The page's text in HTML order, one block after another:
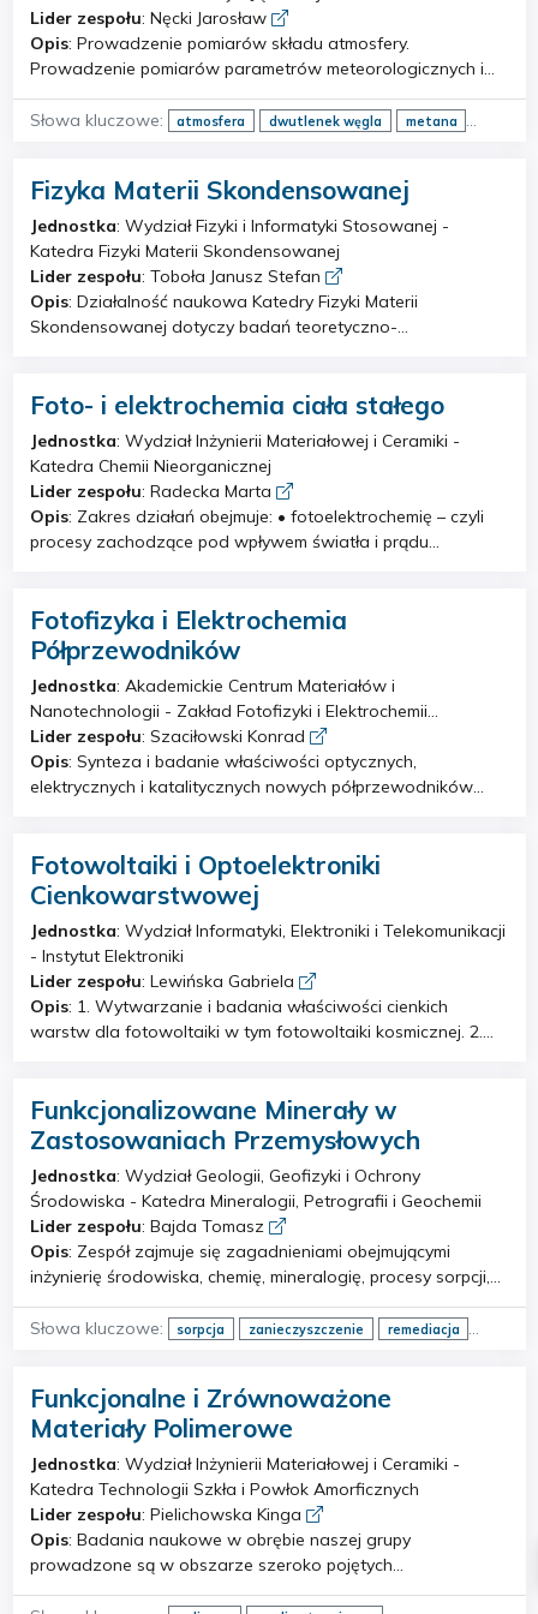
ograniczania. Pomiary i analizy oddziaływań
elektromagnetycznych w elektroenergetyce. Problemy
techno-ekonomiczne w elektroenergetyce. Problemy
ekologiczne oddziaływania obiektów elektroenergetycznych
na środowisko.
Lider zespołu : Nęcki Jarosław
Opis: Prowadzenie pomiarów składu atmosfery.
Prowadzenie pomiarów parametrów meteorologicznych i
mikrometeorologicznych. Prowadzenie pomiarów składu
izotopowego gazów atmosferycznych. Bilansowanie emisji
Słowa kluczowe: atmosfera dwutlenek węgla
metana
Fizyka Materii Skondensowanej
Jednostka: Wydział Fizyki i Informatyki Stosowanej -
Katedra Fizyki Materii Skondensowanej
Lider zespołu : Toboła Janusz Stefan
Opis: Działalność naukowa Katedry Fizyki Materii
Skondensowanej dotyczy badań teoretyczno-
uporządkowanych * Badania struktur aperiodycznych *
Deformacja, rekrystalizacja i naprężenia w materiałach *
Struktura elektronowa materii skondensowanej * Obliczenia
ab initio materiałów funkcjonalnych * Badania polimerów *
Symulacje rekrystalizacji i wzrostu ziaren
Foto- i elektrochemia ciała stałego
Jednostka: Wydział Inżynierii Materiałowej i Ceramiki -
Katedra Chemii Nieorganicznej
Lider zespołu : Radecka Marta
Opis: Zakres działań obejmuje: • fotoelektrochemię – czyli
procesy zachodzące pod wpływem światła i prądu
wodorowe, • badania nad półprzewodnikami,
nanomateriałami i ich strukturą elektronową, • projektowanie
materiałów do magazynowania i konwersji energii. •
obliczenia ab initio dotyczące struktury elektronowej
materiałów, • badania właściwości optycznych
półprzewodników, • syntezę nanostruktur na bazie: tlenków
prostych i złożonych, chalkogenków metali przejściowych i
heterostruktur półprzewodnikowych.
Fotofizyka i Elektrochemia
Półprzewodników
Jednostka: Akademickie Centrum Materiałów i
Nanotechnologii - Zakład Fotofizyki i Elektrochemii
Półprzewodników
Lider zespołu : Szaciłowski Konrad
Opis: Synteza i badanie właściwości optycznych,
elektrycznych i katalitycznych nowych półprzewodników
Fotowoltaiki i Optoelektroniki
Cienkowarstwowej
Jednostka: Wydział Informatyki, Elektroniki i Telekomunikacji
- Instytut Elektroniki
Lider zespołu : Lewińska Gabriela
Opis: 1. Wytwarzanie i badania właściwości cienkich
warstw dla fotowoltaiki w tym fotowoltaiki kosmicznej. 2.
fotowoltaicznych. 3. Badania właściwości optycznych
cienkich warstw metodami spektroskopii optycznej i
Funkcjonalizowane Minerały w
Zastosowaniach Przemysłowych
Jednostka: Wydział Geologii, Geofizyki i Ochrony
Środowiska - Katedra Mineralogii, Petrografii i Geochemii
Lider zespołu : Bajda Tomasz
Opis: Zespół zajmuje się zagadnieniami obejmującymi
inżynierię środowiska, chemię, mineralogię, procesy sorpcji,
funkcjonalizację i przetwarzanie minerałów oraz recyklingu.
W zakresie adsorpcji nasze badania koncentrują się na
ilastych, tlenkach i wodorotlenkach żelaza. Prace w zakresie
funkcjonalizacji koncentrują się na opracowywaniu
zaawansowanych materiałów do zastosowań
środowiskowych, w szczególności w sorpcji i remediacji.
Badania obejmują innowacyjne techniki funkcjonalizacji
materiałów mineralnych, integrując interdyscyplinarne
badania w celu wyznaczenia nowych trendów w
materiałoznawstwie. Technologia mineralna w naszych
badaniach obejmuje odzysk i przetwarzanie minerałów ze
Słowa kluczowe: sorpcja zanieczyszczenie
remediacja
Funkcjonalne i Zrównoważone
Materiały Polimerowe
Jednostka: Wydział Inżynierii Materiałowej i Ceramiki -
Katedra Technologii Szkła i Powłok Amorficznych
Lider zespołu : Pielichowska Kinga
Opis: Badania naukowe w obrębie naszej grupy
prowadzone są w obszarze szeroko pojętych
funkcjonalnych i zrównoważonych materiałów